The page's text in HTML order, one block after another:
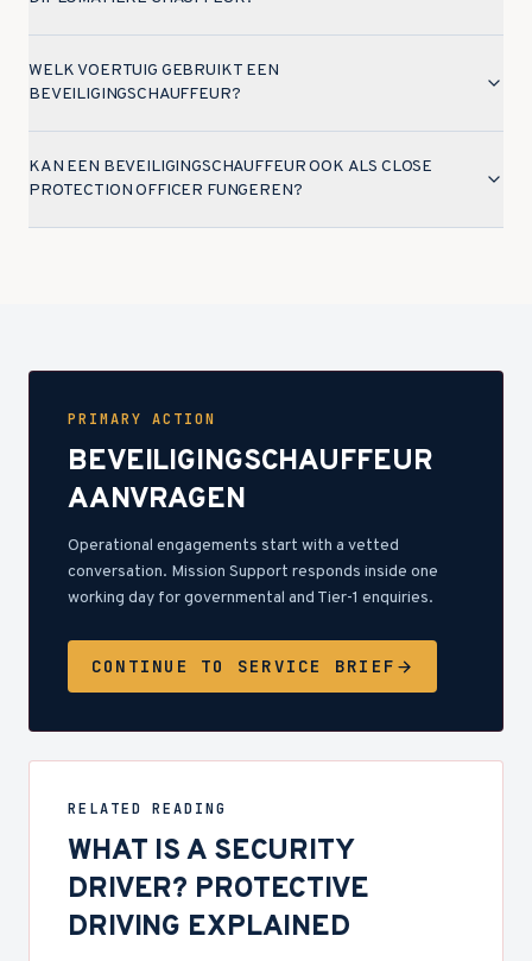
WELK VOERTUIG GEBRUIKT EEN
BEVEILIGINGSCHAUFFEUR?
KAN EEN BEVEILIGINGSCHAUFFEUR OOK ALS CLOSE
PROTECTION OFFICER FUNGEREN?
PRIMARY ACTION
BEVEILIGINGSCHAUFFEUR
AANVRAGEN
Operational engagements start with a vetted
conversation. Mission Support responds inside one
working day for governmental and Tier-1 enquiries.
CONTINUE TO SERVICE BRIEF
RELATED READING
WHAT IS A SECURITY
DRIVER? PROTECTIVE
DRIVING EXPLAINED